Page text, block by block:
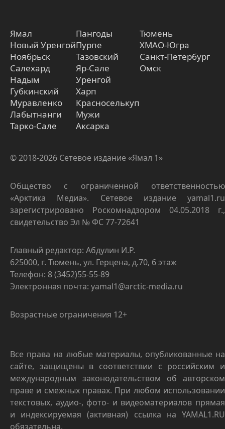
Ямал
Новый Уренгой
Ноябрьск
Салехард
Надым
Губкинский
Муравленко
Лабытнанги
Тарко-Сале
Пангоды
Пурпе
Тазовский
Яр-Сале
Уренгой
Харп
Красноселькуп
Мужи
Аксарка
Тюмень
ХМАО-Югра
Санкт-Петербург
Омск
© 2018-2026 Сетевое издание «Ямал 1»
Общество с ограниченной ответственностью
«Арктика Медиа». Сетевое издание yamal1.ru
зарегистрировано Роскомнадзором 04.05.2018 г.,
свидетельство Эл № ФС 77-72641
Главный редактор: Абдулин И.Р.
625000, г. Тюмень, ул. Герцена, д.70, 6 этаж
Телефон: 8 (3452)55-55-89
Электронная почта: yamal1@arctic-media.ru
Возрастные ограничения 12+
Все права на любые материалы, опубликованные на
сайте, защищены в соответствии с российским и
международным законодательством об авторском
праве и смежных правах. При любом использовании
текстовых, аудио-, фото- и видеоматериалов прямая
и индексируемая (активная) ссылка на YAMAL1.RU
обязательна.